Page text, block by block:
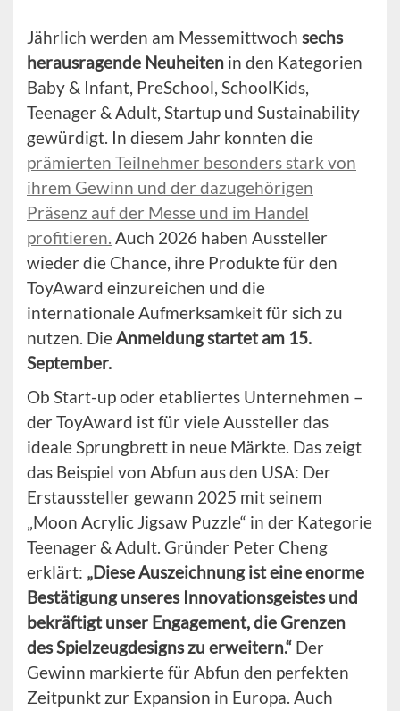
Jährlich werden am Messemittwoch sechs
herausragende Neuheiten in den Kategorien
Baby & Infant, PreSchool, SchoolKids,
Teenager & Adult, Startup und Sustainability
gewürdigt. In diesem Jahr konnten die
prämierten Teilnehmer besonders stark von
ihrem Gewinn und der dazugehörigen
Präsenz auf der Messe und im Handel
profitieren. Auch 2026 haben Aussteller
wieder die Chance, ihre Produkte für den
ToyAward einzureichen und die
internationale Aufmerksamkeit für sich zu
nutzen. DieAnmeldung startet am 15.
September.
Ob Start-up oder etabliertes Unternehmen –
der ToyAward ist für viele Aussteller das
ideale Sprungbrett in neue Märkte. Das zeigt
das Beispiel von Abfun aus den USA: Der
Erstaussteller gewann 2025 mit seinem
„Moon Acrylic Jigsaw Puzzle“ in der Kategorie
Teenager & Adult. Gründer Peter Cheng
erklärt: „Diese Auszeichnung ist eine enorme
Bestätigung unseres Innovationsgeistes und
bekräftigt unser Engagement, die Grenzen
des Spielzeugdesigns zu erweitern.“ Der
Gewinn markierte für Abfun den perfekten
Zeitpunkt zur Expansion in Europa. Auch